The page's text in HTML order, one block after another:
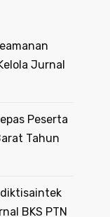
Jurnal
Peserta
Tahun
BKS PTN